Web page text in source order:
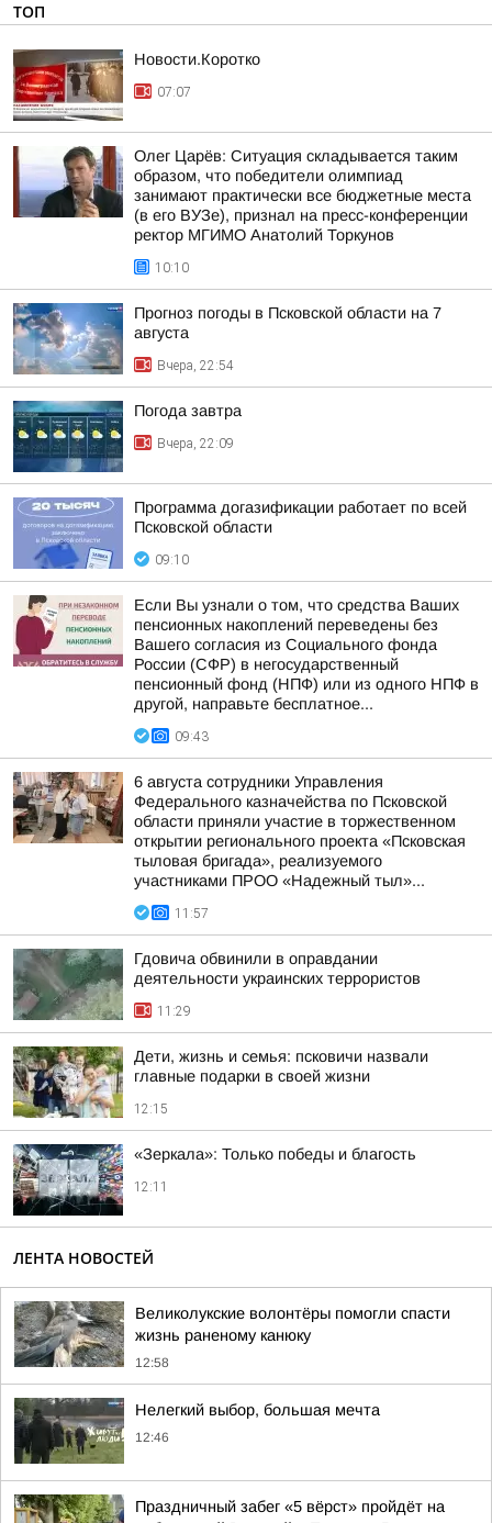
ТОП
Новости.Коротко
07:07
Олег Царёв: Ситуация складывается таким
образом, что победители олимпиад
занимают практически все бюджетные места
(в его ВУЗе), признал на пресс-конференции
ректор МГИМО Анатолий Торкунов
10:10
Прогноз погоды в Псковской области на 7
августа
Вчера, 22:54
Погода завтра
Вчера, 22:09
Программа догазификации работает по всей
Псковской области
09:10
Если Вы узнали о том, что средства Ваших
пенсионных накоплений переведены без
Вашего согласия из Социального фонда
России (СФР) в негосударственный
пенсионный фонд (НПФ) или из одного НПФ в
другой, направьте бесплатное...
09:43
6 августа сотрудники Управления
Федерального казначейства по Псковской
области приняли участие в торжественном
открытии регионального проекта «Псковская
тыловая бригада», реализуемого
участниками ПРОО «Надежный тыл»...
11:57
Гдовича обвинили в оправдании
деятельности украинских террористов
11:29
Дети, жизнь и семья: псковичи назвали
главные подарки в своей жизни
12:15
«Зеркала»: Только победы и благость
12:11
ЛЕНТА НОВОСТЕЙ
Великолукские волонтёры помогли спасти
жизнь раненому канюку
12:58
Нелегкий выбор, большая мечта
12:46
Праздничный забег «5 вёрст» пройдёт на